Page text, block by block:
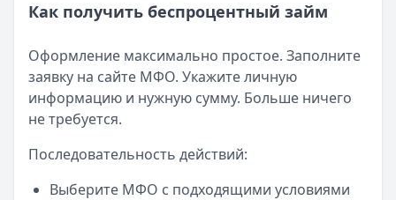
Как получить беспроцентный займ
Оформление максимально простое. Заполните
заявку на сайте МФО. Укажите личную
информацию и нужную сумму. Больше ничего
не требуется.
Последовательность действий:
Выберите МФО с подходящими условиями